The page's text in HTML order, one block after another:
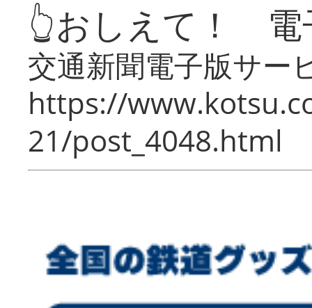
👆おしえて！ 電
交通新聞電子版サー
https://
21/post_4048.html